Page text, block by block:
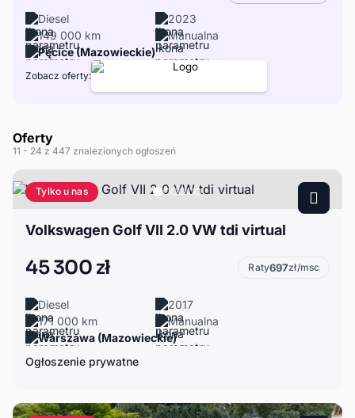
Diesel
2023
149 000 km
Manualna
Pęcice (Mazowieckie)
Zobacz oferty:
Oferty
11 - 24 z 447 znalezionych ogłoszeń
Tylko u nas
Volkswagen Golf VII 2.0 VW tdi virtual
45 300 zł Raty697zł/msc
Diesel
2017
171 000 km
Manualna
Warszawa (Mazowieckie)
Ogłoszenie prywatne